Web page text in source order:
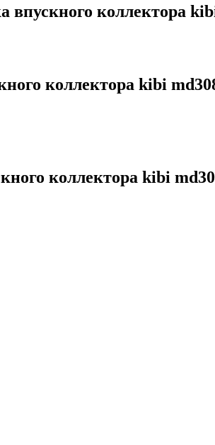
коллектора
коллектора kibi
коллектора kibi